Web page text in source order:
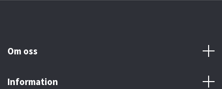
Om oss
Information